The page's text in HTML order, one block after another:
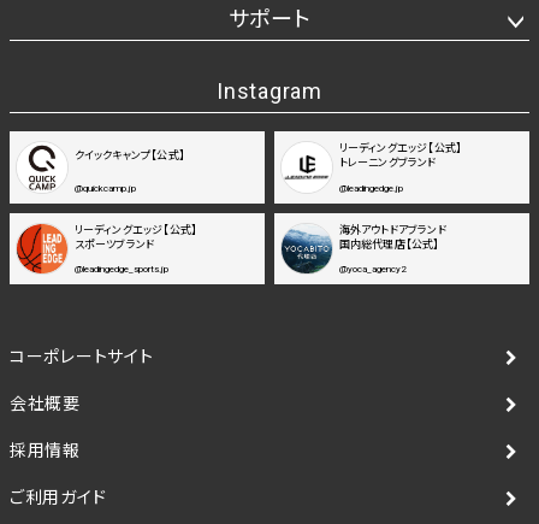
サポート
Instagram
クイックキャンプ【公式】
@quickcamp.jp
リーディングエッジ【公式】
トレーニングブランド
@leadingedge.jp
リーディングエッジ【公式】
スポーツブランド
@leadingedge_sports.jp
海外アウトドアブランド
国内総代理店【公式】
@yoca_agency2
コーポレートサイト
会社概要
採用情報
ご利用ガイド